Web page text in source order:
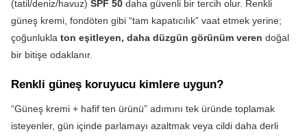
(tatil/deniz/havuz) SPF 50 daha güvenli bir tercih olur. Renkli
güneş kremi, fondöten gibi “tam kapatıcılık” vaat etmek yerine;
çoğunlukla ton eşitleyen, daha düzgün görünüm veren doğal
bir bitişe odaklanır.
Renkli güneş koruyucu kimlere uygun?
“Güneş kremi + hafif ten ürünü” adımını tek üründe toplamak
isteyenler, gün içinde parlamayı azaltmak veya cildi daha derli